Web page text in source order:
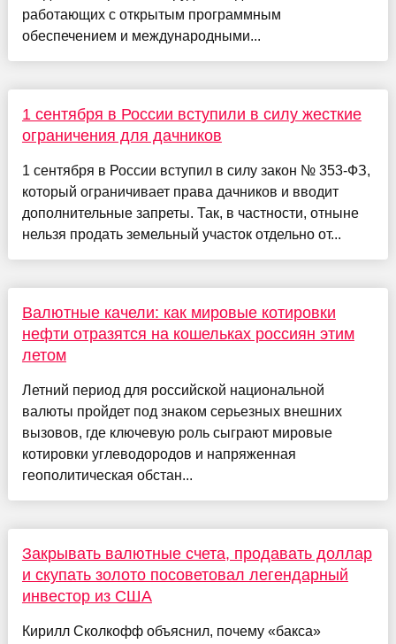
работающих с открытым программным
обеспечением и международными...
1 сентября в России вступили в силу жесткие
ограничения для дачников
1 сентября в России вступил в силу закон № 353-ФЗ,
который ограничивает права дачников и вводит
дополнительные запреты. Так, в частности, отныне
нельзя продать земельный участок отдельно от...
Валютные качели: как мировые котировки
нефти отразятся на кошельках россиян этим
летом
Летний период для российской национальной
валюты пройдет под знаком серьезных внешних
вызовов, где ключевую роль сыграют мировые
котировки углеводородов и напряженная
геополитическая обстан...
Закрывать валютные счета, продавать доллар
и скупать золото посоветовал легендарный
инвестор из США
Кирилл Сколкофф объяснил, почему «бакса»